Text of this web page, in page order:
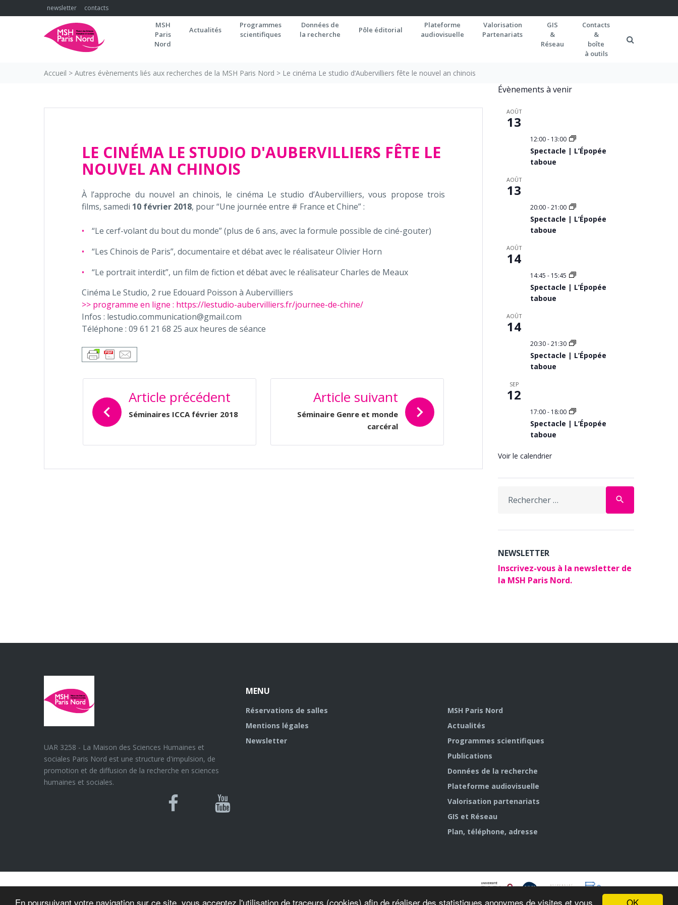
OK
En poursuivant votre navigation sur ce site, vous acceptez l'utilisation de traceurs (cookies) afin de réaliser des statistiques anonymes de visites et vous
to
newsletter contacts
MSH
Paris
Nord
Actualités
Programmes
scientifiques
Données de
la recherche
Pôle éditorial
Plateforme
audiovisuelle
Valorisation
Partenariats
GIS
&
Réseau
Contacts
&
boîte
à outils
Accueil > Autres évènements liés aux recherches de la MSH Paris Nord > Le cinéma Le studio d’Aubervilliers fête le nouvel an chinois
LE CINÉMA LE STUDIO D'AUBERVILLIERS FÊTE LE
NOUVEL AN CHINOIS
À l’approche du nouvel an chinois, le cinéma Le studio d’Aubervilliers, vous propose trois
films, samedi 10 février 2018, pour “Une journée entre # France et Chine” :
“Le cerf-volant du bout du monde” (plus de 6 ans, avec la formule possible de ciné-gouter)
“Les Chinois de Paris”, documentaire et débat avec le réalisateur Olivier Horn
“Le portrait interdit”, un film de fiction et débat avec le réalisateur Charles de Meaux
Cinéma Le Studio, 2 rue Edouard Poisson à Aubervilliers
>> programme en ligne : https://lestudio-aubervilliers.fr/journee-de-chine/
Infos : lestudio.communication@gmail.com
Téléphone : 09 61 21 68 25 aux heures de séance
DE
L’ARTICLE
Article précédent
Séminaires ICCA février 2018
Article suivant
Séminaire Genre et monde
carcéral
Évènements à venir
AOÛT
13
12:00- 13:00
Spectacle | L’Épopée
taboue
AOÛT
13
20:00-21:00
Spectacle | L’Épopée
taboue
AOÛT
14
14:45 - 15:45
Spectacle | L’Épopée
taboue
AOÛT
14
20:30-21:30
Spectacle | L’Épopée
taboue
SEP
12
17:00- 18:00
Spectacle | L’Épopée
taboue
Voir le calendrier
for:
search
NEWSLETTER
Inscrivez-vous à la newsletter de
la MSH Paris Nord.
UAR 3258 - La Maison des Sciences Humaines et
sociales Paris Nord est une structure d'impulsion, de
promotion et de diffusion de la recherche en sciences
humaines et sociales.
Bluesky
Canal
MENU
Réservations de salles
Mentions légales
Newsletter
MSH Paris Nord
Actualités
Programmes scientifiques
Publications
Données de la recherche
Plateforme audiovisuelle
Valorisation partenariats
GIS et Réseau
Plan, téléphone, adresse